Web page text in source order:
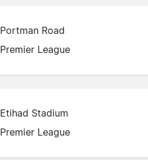
Portman Road
Premier League
Etihad Stadium
Premier League